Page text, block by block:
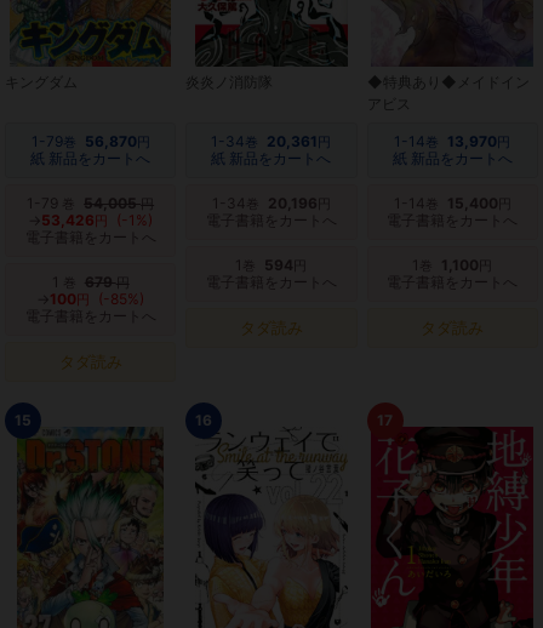
キングダム
1-79巻 56,870 円
紙 新品をカートへ
1-79 巻 54,005円
53,426 円
(-1%)
電子書籍をカートへ
1 巻 679円
100 円
(-85%)
電子書籍をカートへ
タダ読み
炎炎ノ消防隊
1-34巻 20,361 円
紙 新品をカートへ
1-34 巻 20,196
電子書籍をカートへ
1 巻 594
電子書籍をカートへ
タダ読み
◆特典あり◆メイドイン
アビス
1-14巻 13,970 円
紙 新品をカートへ
1-14 巻 15,400
電子書籍をカートへ
1 巻 1,100
電子書籍をカートへ
タダ読み
15 16 17